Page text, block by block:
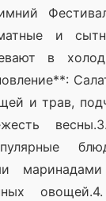
и
в
и трав,